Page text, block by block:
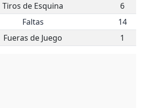
Tiros de Esquina
6
Faltas
14
Fueras de Juego 1